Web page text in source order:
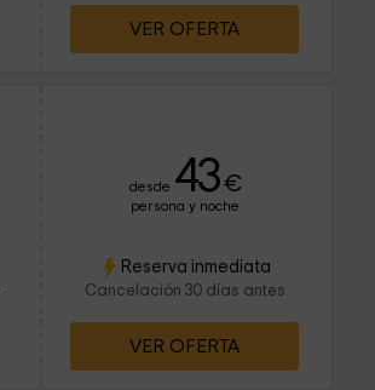
VER OFERTA
desde 43€
persona y noche
Reserva inmediata
Cancelación 30 días antes
VER OFERTA